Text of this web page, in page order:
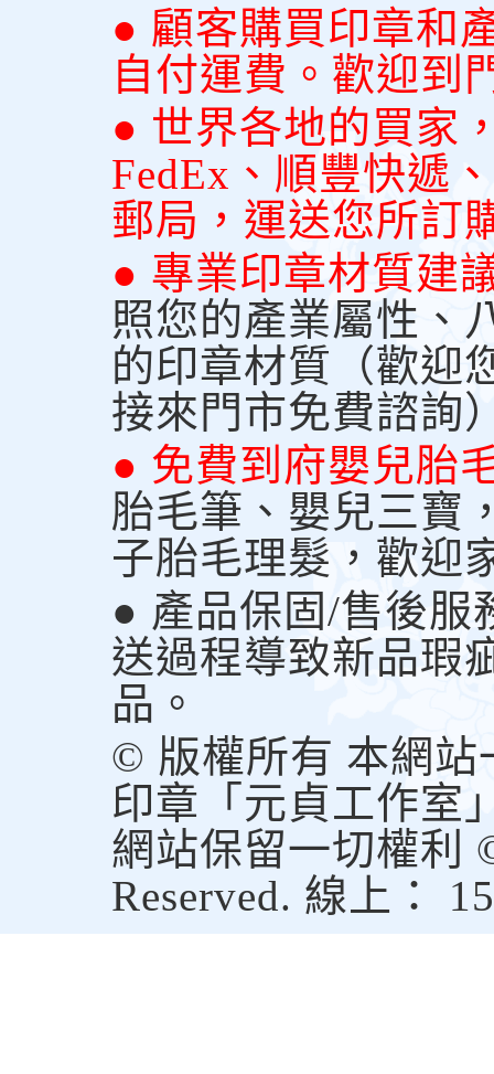
● 顧客購買印章和
自付運費。歡迎到
● 世界各地的買家
FedEx、順豐快遞
郵局，運送您所訂
● 專業印章材質建
照您的產業屬性、
的印章材質（歡迎
接來門市免費諮詢
● 免費到府嬰兒胎
胎毛筆、嬰兒三寶
子胎毛理髮，歡迎
● 產品保固/售後服
送過程導致新品瑕
品。
© 版權所有 本網站
印章「元貞工作室
網站保留一切權利
Reserved. 線上： 15